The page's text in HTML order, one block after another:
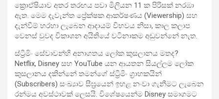
ක්‍රොඒෂියාව අතර තරඟය පවා මිලියන 11 ක පිරිසක් නරඹා
ඇත. මෙම දැවැන්ත ප්‍රේක්ෂක ආකර්ෂණය (Viewership) සහ
දැන්වීම් හරහා ලැබෙන ආදායම් විභවය නිසා, කාල කලාප
වෙනස් වුවද විකාශන අයිතියේ වටිනාකම අඩුවන්නේ නැත.
ස්ට්‍රීමිං සේවාවන්හි අනාගතය ලෝක කුසලානය මතද?
Netflix, Disney සහ YouTube යන ආයතන සියල්ලම ලෝක
කුසලානය දකින්නේ තමන්ගේ ස්ට්‍රීමිං ග්‍රාහකයින්
(Subscribers) සංඛ්‍යාව සීඝ්‍රයෙන් ඉහළ නංවා ගැනීමට ලැබෙන
රන්මය අවස්ථාවක් ලෙසයි. විශේෂයෙන්ම Disney සමාගමට